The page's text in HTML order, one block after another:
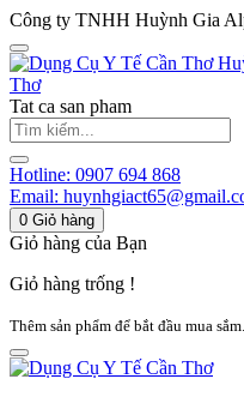
Công ty TNHH Huỳnh Gia
Thơ
Tat ca san pham
Hotline: 0907 694 868
Email:
0 Giỏ hàng
Giỏ hàng của Bạn
Giỏ hàng trống !
Thêm sản phẩm để bắt đầu mua sắm.